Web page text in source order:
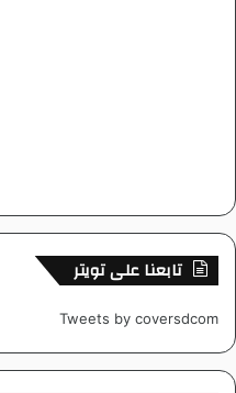
تابعنا على تويتر
Tweets by coversdcom